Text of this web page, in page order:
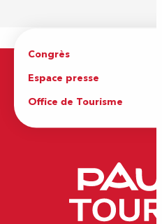
Congrès
Espace presse
Office de Tourisme